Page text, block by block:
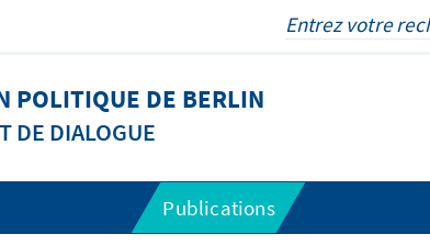
POLITIQUE DE BERLIN
DE DIALOGUE
Publications